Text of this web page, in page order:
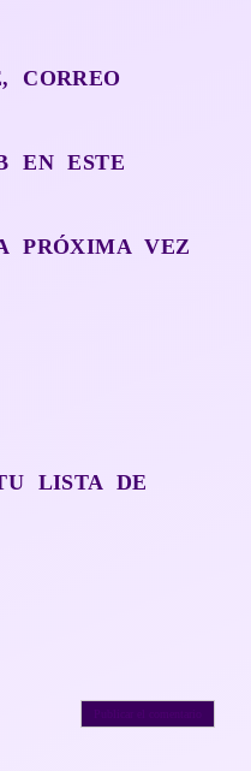
CORREO
EN ESTE
PRÓXIMA VEZ
LISTA DE